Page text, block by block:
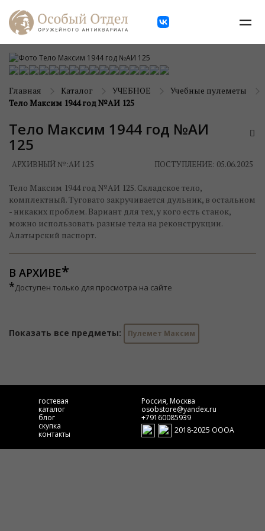
Главная Каталог УЧЕБНОЕ
Учебные пулеметы
Тело Максим 1944 год №АИ 125
Тело Максим 1944 год №АИ
125
АРХИВНЫЙ №:АИ 125 ПОСТУПЛЕНИЕ: 05.06.2025
Тело Максим 1944 год №АИ 125. Складское тело,
комплектный. Туговато закручивается дульник, в остальном
- никаких проблем. Вариант для тех, у кого есть станок,
можно использовать разные тела на реконструкции.
Алатырский паспорт.
В АРХИВЕ
*Доступен только для просмотра на сайте
Показать все предметы: Пулемет Максим
гостевая
каталог
блог
скупка
контакты
Россия, Москва
osobstore@yandex.ru
+79160085939
2018-2025 ОООА